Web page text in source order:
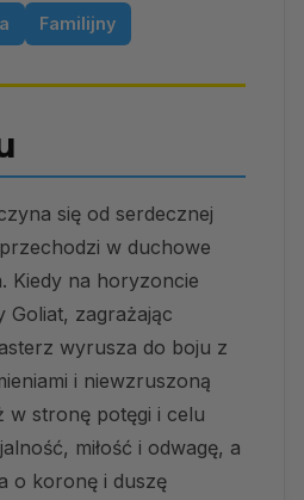
Familijny
się od serdecznej
w duchowe
Kiedy na horyzoncie
Goliat, zagrażając
wyrusza do boju z
i niewzruszoną
w stronę potęgi i celu
miłość i odwagę, a
o koronę i duszę